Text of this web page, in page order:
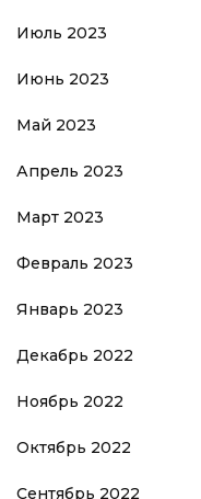
Июль 2023
Июнь 2023
Май 2023
Апрель 2023
Март 2023
Февраль 2023
Январь 2023
Декабрь 2022
Ноябрь 2022
Октябрь 2022
Сентябрь 2022